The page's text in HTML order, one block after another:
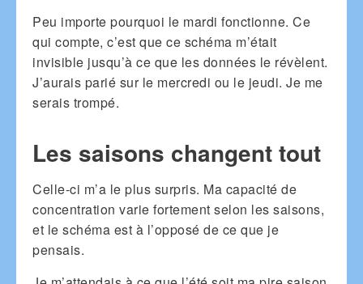
Peu importe pourquoi le mardi fonctionne. Ce
qui compte, c’est que ce schéma m’était
invisible jusqu’à ce que les données le révèlent.
J’aurais parié sur le mercredi ou le jeudi. Je me
serais trompé.
Les saisons changent tout
Celle-ci m’a le plus surpris. Ma capacité de
concentration varie fortement selon les saisons,
et le schéma est à l’opposé de ce que je
pensais.